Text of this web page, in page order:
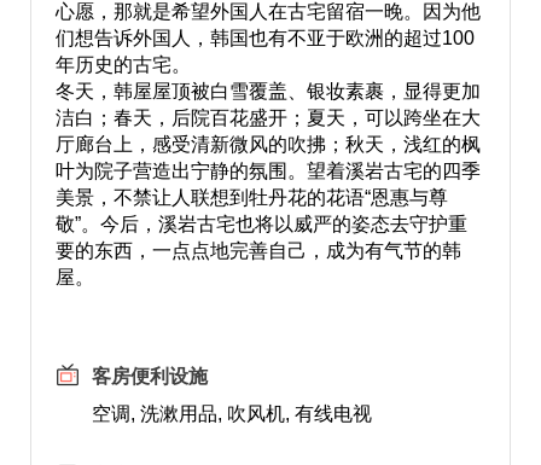
心愿，那就是希望外国人在古宅留宿一晚。因为他
们想告诉外国人，韩国也有不亚于欧洲的超过100
年历史的古宅。
冬天，韩屋屋顶被白雪覆盖、银妆素裹，显得更加
洁白；春天，后院百花盛开；夏天，可以跨坐在大
厅廊台上，感受清新微风的吹拂；秋天，浅红的枫
叶为院子营造出宁静的氛围。望着溪岩古宅的四季
美景，不禁让人联想到牡丹花的花语“恩惠与尊
敬”。今后，溪岩古宅也将以威严的姿态去守护重
要的东西，一点点地完善自己，成为有气节的韩
屋。
客房便利设施
空调, 洗漱用品, 吹风机, 有线电视